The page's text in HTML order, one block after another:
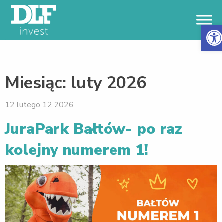
Miesiąc: luty 2026
12 lutego 12 2026
JuraPark Bałtów- po raz
kolejny numerem 1!